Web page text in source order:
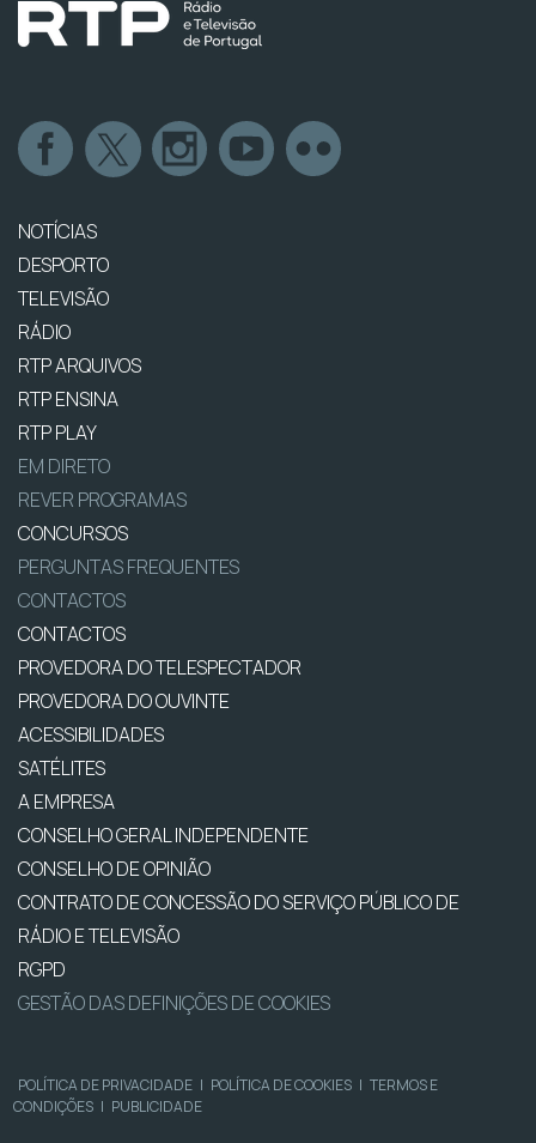
NOTÍCIAS
DESPORTO
TELEVISÃO
RÁDIO
RTP ARQUIVOS
RTP ENSINA
RTP PLAY
EM DIRETO
REVER PROGRAMAS
CONCURSOS
PERGUNTAS FREQUENTES
CONTACTOS
CONTACTOS
PROVEDORA DO TELESPECTADOR
PROVEDORA DO OUVINTE
ACESSIBILIDADES
SATÉLITES
A EMPRESA
CONSELHO GERAL INDEPENDENTE
CONSELHO DE OPINIÃO
CONTRATO DE CONCESSÃO DO SERVIÇO PÚBLICO DE
RÁDIO E TELEVISÃO
RGPD
GESTÃO DAS DEFINIÇÕES DE COOKIES
POLÍTICA DE PRIVACIDADE | POLÍTICA DE COOKIES | TERMOS E
CONDIÇÕES | PUBLICIDADE